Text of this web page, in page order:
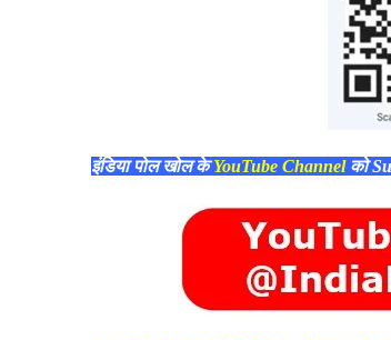
इंडिया पोल खोल केYouTube Channelको